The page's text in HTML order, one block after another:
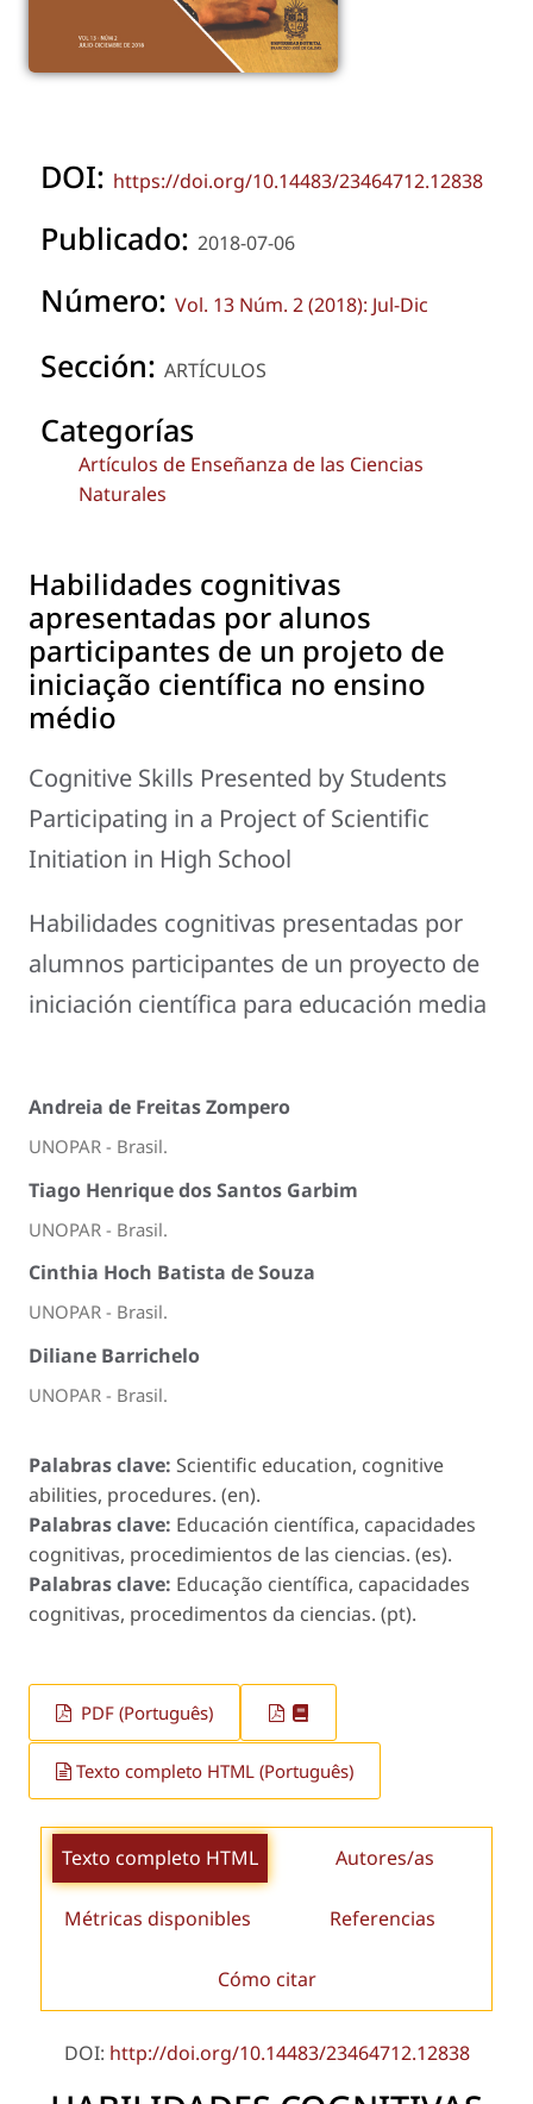
DOI: https://doi.org/10.14483/23464712.12838
Publicado: 2018-07-06
Número: Vol. 13 Núm. 2 (2018): Jul-Dic
Sección: ARTÍCULOS
Categorías
Artículos de Enseñanza de las Ciencias
Naturales
Habilidades cognitivas
apresentadas por alunos
participantes de un projeto de
iniciação científica no ensino
médio
Cognitive Skills Presented by Students
Participating in a Project of Scientific
Initiation in High School
Habilidades cognitivas presentadas por
alumnos participantes de un proyecto de
iniciación científica para educación media
Andreia de Freitas Zompero
UNOPAR - Brasil.
Tiago Henrique dos Santos Garbim
UNOPAR - Brasil.
Cinthia Hoch Batista de Souza
UNOPAR - Brasil.
Diliane Barrichelo
UNOPAR - Brasil.
Palabras clave: Scientific education, cognitive
abilities, procedures. (en).
Palabras clave: Educación científica, capacidades
cognitivas, procedimientos de las ciencias. (es).
Palabras clave: Educação científica, capacidades
cognitivas, procedimentos da ciencias. (pt).
PDF (Português)
Texto completo HTML (Português)
Texto completo HTML Autores/as
Métricas disponibles Referencias
Cómo citar
DOI: http://doi.org/10.14483/23464712.12838